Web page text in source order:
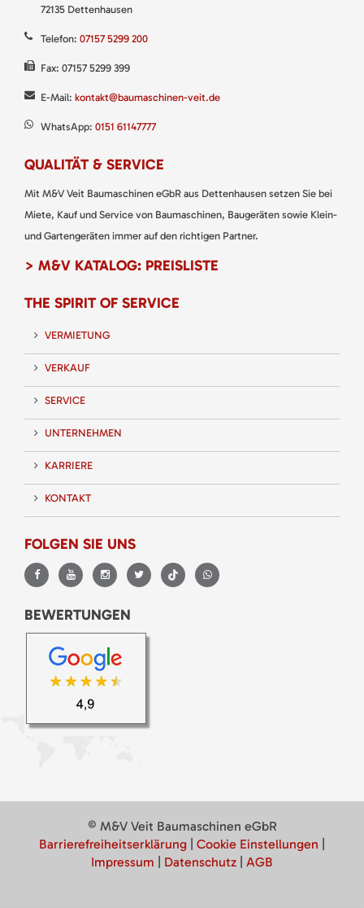
72135 Dettenhausen
Telefon: 07157 5299 200
Fax: 07157 5299 399
E-Mail: kontakt@baumaschinen-veit.de
WhatsApp: 0151 61147777
QUALITÄT & SERVICE
Mit M&V Veit Baumaschinen eGbR aus Dettenhausen setzen Sie bei
Miete, Kauf und Service von Baumaschinen, Baugeräten sowie Klein-
und Gartengeräten immer auf den richtigen Partner.
> M&V KATALOG: PREISLISTE
THE SPIRIT OF SERVICE
VERMIETUNG
VERKAUF
SERVICE
UNTERNEHMEN
KARRIERE
KONTAKT
FOLGEN SIE UNS
BEWERTUNGEN
© M&V Veit Baumaschinen eGbR
Barrierefreiheitserklärung
Cookie Einstellungen
Impressum
Datenschutz AGB